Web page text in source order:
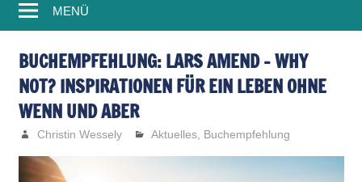
Weiterbildung,
Studium,
Wissen
MENÜ
BUCHEMPFEHLUNG: LARS AMEND – WHY
NOT? INSPIRATIONEN FÜR EIN LEBEN OHNE
WENN UND ABER
Christin Wessely Aktuelles, Buchempfehlung